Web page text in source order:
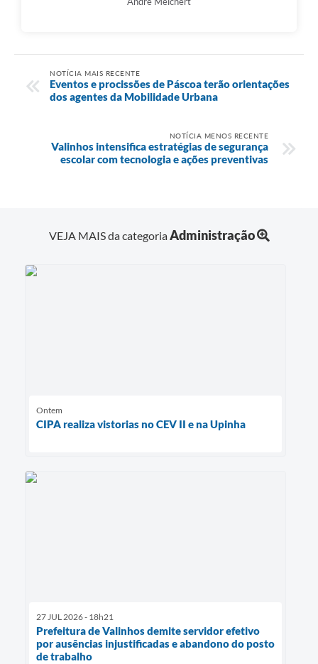
NOTÍCIA MAIS RECENTE
Eventos e procissões de Páscoa terão orientações
dos agentes da Mobilidade Urbana
NOTÍCIA MENOS RECENTE
Valinhos intensifica estratégias de segurança
escolar com tecnologia e ações preventivas
VEJA MAIS da categoriaAdministração
Ontem
CIPA realiza vistorias no CEV II e na Upinha
27 JUL 2026 - 18h21
Prefeitura de Valinhos demite servidor efetivo
por ausências injustificadas e abandono do posto
de trabalho